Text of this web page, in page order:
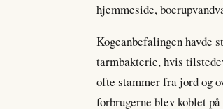
hjemmeside,
Kogeanbefalingen havde
tarmbakterie, hvis
ofte stammer fra jord og
forbrugerne blev koblet